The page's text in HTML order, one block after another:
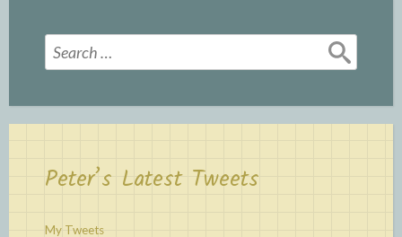
Search
for:
Peter’s Latest Tweets
My Tweets